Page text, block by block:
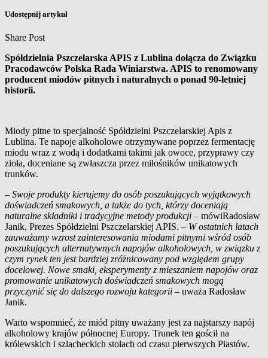
Udostępnij artykuł
Share Post
Spółdzielnia Pszczelarska APIS z Lublina dołącza do Związku
Pracodawców Polska Rada Winiarstwa. APIS to renomowany
producent miodów pitnych i naturalnych o ponad 90-letniej
historii.
Miody pitne to specjalność Spółdzielni Pszczelarskiej Apis z
Lublina. Te napoje alkoholowe otrzymywane poprzez fermentację
miodu wraz z wodą i dodatkami takimi jak owoce, przyprawy czy
zioła, doceniane są zwłaszcza przez miłośników unikatowych
trunków.
– Swoje produkty kierujemy do osób poszukujących wyjątkowych
doświadczeń smakowych, a także do tych, którzy doceniają
naturalne składniki i tradycyjne metody produkcji – mówiRadosław
Janik, Prezes Spółdzielni Pszczelarskiej APIS. – W ostatnich latach
zauważamy wzrost zainteresowania miodami pitnymi wśród osób
poszukujących alternatywnych napojów alkoholowych, w związku z
czym rynek ten jest bardziej zróżnicowany pod względem grupy
docelowej. Nowe smaki, eksperymenty z mieszaniem napojów oraz
promowanie unikatowych doświadczeń smakowych mogą
przyczynić się do dalszego rozwoju kategorii – uważa Radosław
Janik.
Warto wspomnieć, że miód pitny uważany jest za najstarszy napój
alkoholowy krajów północnej Europy. Trunek ten gościł na
królewskich i szlacheckich stołach od czasu pierwszych Piastów.